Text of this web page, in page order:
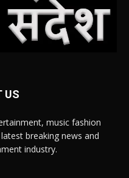
US
music fashion
breaking news and
industry.